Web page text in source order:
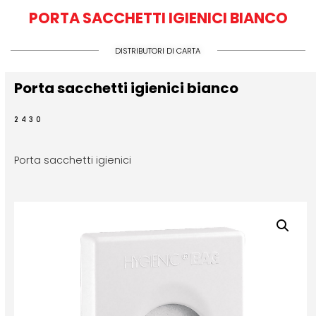
PORTA SACCHETTI IGIENICI BIANCO
DISTRIBUTORI DI CARTA
Porta sacchetti igienici bianco
2430
Porta sacchetti igienici